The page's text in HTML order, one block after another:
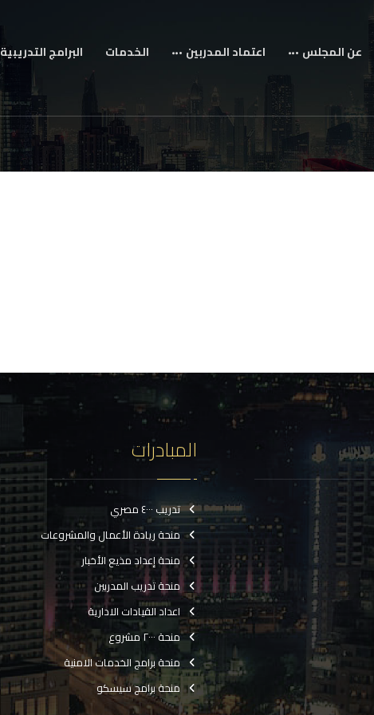
عن المجلس اعتماد المدربين الخدمات البرامج التدريبية
المبادرات
تدريب ٤٠٠٠ مصري
منحة ريادة الأعمال والمشروعات
منحة إعداد مذيع الأخبار
منحة تدريب المدربين
اعداد القيادات الادارية
منحة ٢٠٠٠ مشروع
منحة برامج الخدمات الامنية
منحة برامج سيسكو